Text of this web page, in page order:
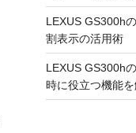
LEXUS GS300h
割表示の活用術
LEXUS GS300h
時に役立つ機能